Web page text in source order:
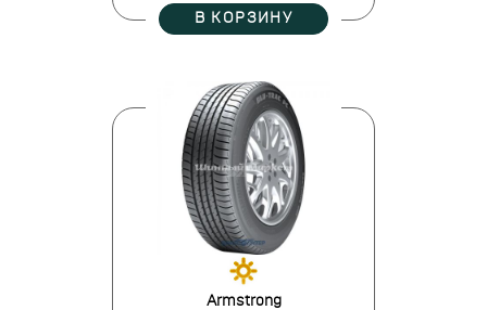
В КОРЗИНУ
Armstrong